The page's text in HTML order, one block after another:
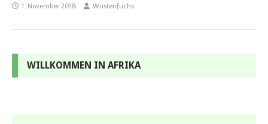
1. November 2018 Wüstenfuchs
WILLKOMMEN IN AFRIKA